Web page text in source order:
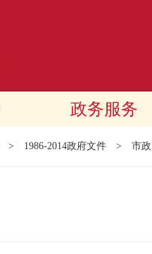
政务服务
> 1986-2014政府文件 > 市